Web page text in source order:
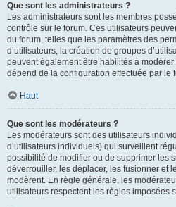
Que sont les administrateurs ?
Les administrateurs sont les membres
contrôle sur le forum. Ces utilisateurs
du forum, telles que les paramètres des
d’utilisateurs, la création de groupes
peuvent également être habilités à modérer
dépend de la configuration effectuée par le
Haut
Que sont les modérateurs ?
Les modérateurs sont des utilisateurs
d’utilisateurs individuels) qui surveillent
possibilité de modifier ou de supprimer les
déverrouiller, les déplacer, les fusionner et
modèrent. En règle générale, les
utilisateurs respectent les règles imposées